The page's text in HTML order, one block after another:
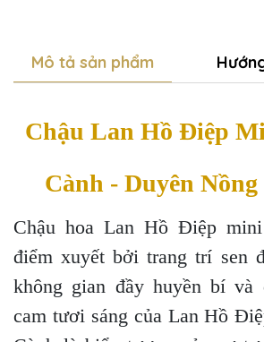
Mô tả sản phẩm
Chậu Lan Hồ Điệp
Cành - Duyên
Chậu hoa Lan Hồ Điệp
điểm xuyết bởi trang trí sen
không gian đầy huyền bí và
cam tươi sáng của Lan Hồ